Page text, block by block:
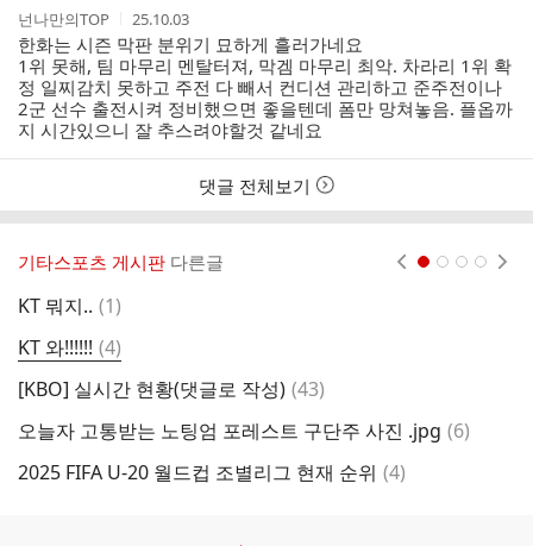
작
성
자
넌나만의TOP
작
성
시
간
25.10.03
한화는 시즌 막판 분위기 묘하게 흘러가네요
1위 못해, 팀 마무리 멘탈터져, 막겜 마무리 최악. 차라리 1위 확
정 일찌감치 못하고 주전 다 빼서 컨디션 관리하고 준주전이나
2군 선수 출전시켜 정비했으면 좋을텐데 폼만 망쳐놓음. 플옵까
지 시간있으니 잘 추스려야할것 같네요
댓글 전체보기
기타스포츠 게시판 다른글
KT 뭐지.. 댓
(1)
KT 와!!!!!! 댓
글
(4)
[KBO] 실시간 현황(댓글로 작성) 댓
(43)
오늘자 고통받는 노팅엄 포레스트 구단주 사진 .jpg 댓
(6)
2025 FIFA U-20 월드컵 조별리그 현재 순위 댓
(4)